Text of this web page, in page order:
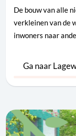
De bouw van alle
verkleinen van de
inwoners naar
Ga naar